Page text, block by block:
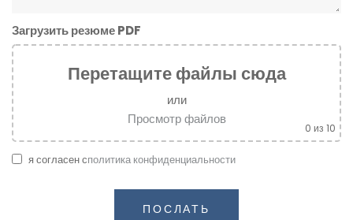
Загрузить резюме PDF
Перетащите файлы сюда
или
Просмотр файлов
0 из 10
я согласен сполитика конфиденциальности
ПОСЛАТЬ